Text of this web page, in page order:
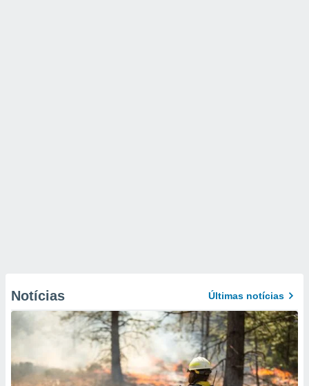
Notícias Últimas notícias